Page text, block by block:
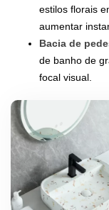
estilos florais
aumentar
Bacia de
de banho de
focal visual.